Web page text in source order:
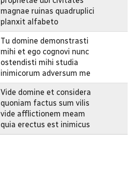
magnae ruinas quadruplici
planxit alfabeto
Tu domine demonstrasti
mihi et ego cognovi nunc
ostendisti mihi studia
inimicorum adversum me
Vide domine et considera
quoniam factus sum vilis
vide afflictionem meam
quia erectus est inimicus